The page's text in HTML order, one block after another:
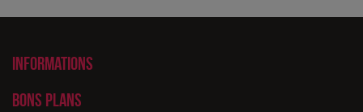
Informations
Bons plans